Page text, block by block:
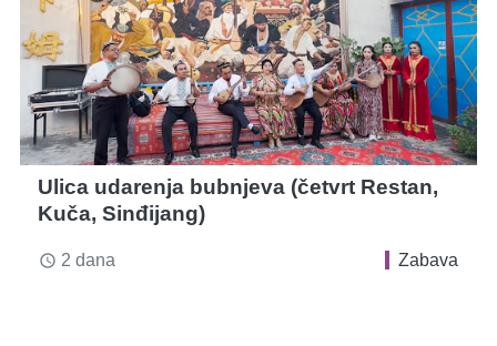
Ulica udarenja bubnjeva (četvrt Restan,
Kuča, Sinđijang)
access_time 2 dana Zabava